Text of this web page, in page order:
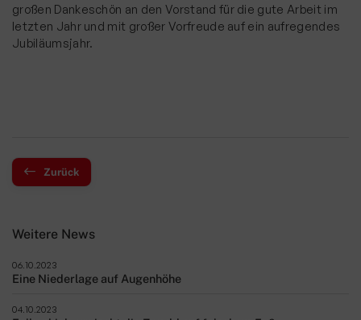
großen Dankeschön an den Vorstand für die gute Arbeit im
letzten Jahr und mit großer Vorfreude auf ein aufregendes
Jubiläumsjahr.
Zurück
Weitere News
06.10.2023
Eine Niederlage auf Augenhöhe
04.10.2023